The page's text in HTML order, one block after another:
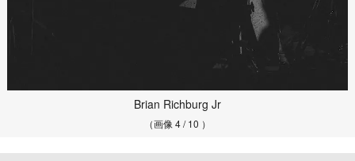
Brian Richburg Jr
（画像 4 / 10 ）